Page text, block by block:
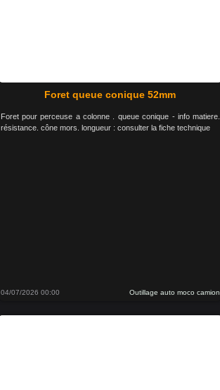
Foret queue conique 52mm
Foret pour perceuse a colonne . queue conique - info matiere.
résistance. cône mors. longueur : consulter la fiche technique
04/07/2026 00:00 Outillage auto moco camion